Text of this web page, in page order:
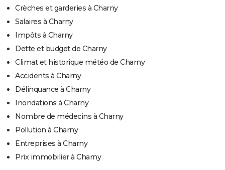
Crèches et garderies à Charny
Salaires à Charny
Impôts à Charny
Dette et budget de Charny
Climat et historique météo de Charny
Accidents à Charny
Délinquance à Charny
Inondations à Charny
Nombre de médecins à Charny
Pollution à Charny
Entreprises à Charny
Prix immobilier à Charny